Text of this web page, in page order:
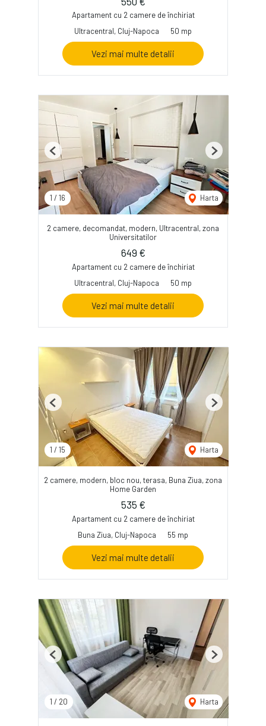
Apartament cu 2 camere de închiriat
Ultracentral, Cluj-Napoca
50 mp
Vezi mai multe detalii
1 / 16 Harta
Previous Next
2 camere, decomandat, modern, Ultracentral, zona
Universitatilor
649 €
Apartament cu 2 camere de închiriat
Ultracentral, Cluj-Napoca
50 mp
Vezi mai multe detalii
1 / 15 Harta
Previous Next
2 camere, modern, bloc nou, terasa, Buna Ziua, zona
Home Garden
535 €
Apartament cu 2 camere de închiriat
Buna Ziua, Cluj-Napoca
55 mp
Vezi mai multe detalii
1 / 20 Harta
Previous Next